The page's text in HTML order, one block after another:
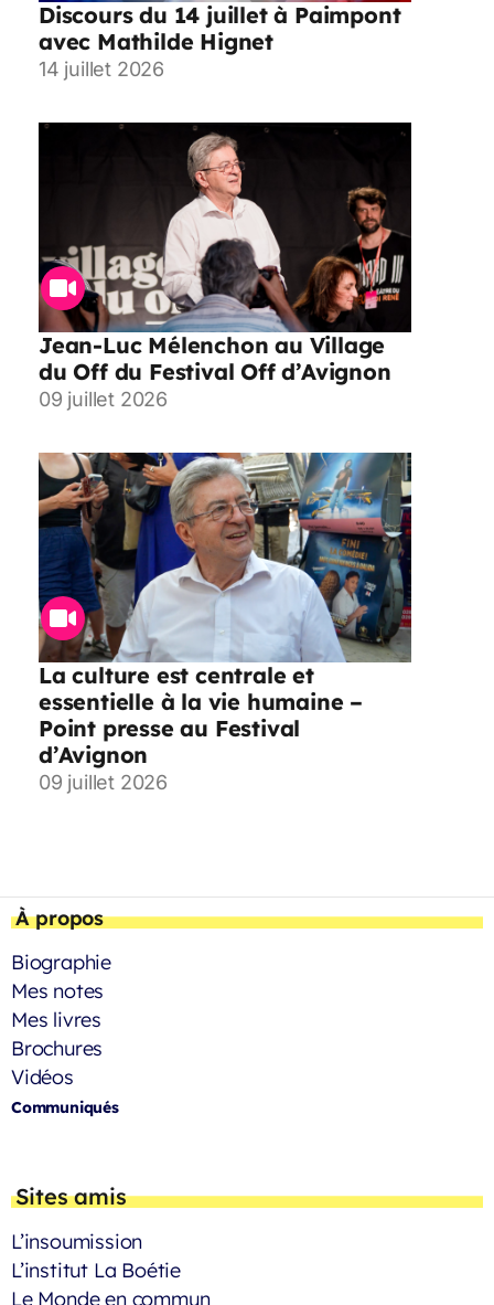
Discours du 14 juillet à Paimpont
avec Mathilde Hignet
14 juillet 2026
Jean-Luc Mélenchon au Village
du Off du Festival Off d’Avignon
09 juillet 2026
La culture est centrale et
essentielle à la vie humaine –
Point presse au Festival
d’Avignon
09 juillet 2026
À propos
Biographie
Mes notes
Mes livres
Brochures
Vidéos
Communiqués
Sites amis
L’insoumission
L’institut La Boétie
Le Monde en commun